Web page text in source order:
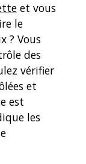
et vous
le
? Vous
des
vérifier
et
est
les